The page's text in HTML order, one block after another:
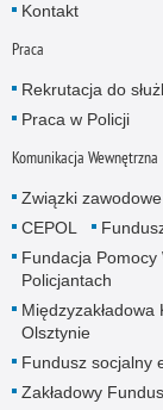
Kontakt
Praca
Rekrutacja do
Praca w Policji
Komunikacja Wewnętrzna
Związki zawodowe
CEPOL
Fundacja Pomocy
Policjantach
Olsztynie
Fundusz socjalny
Zakładowy